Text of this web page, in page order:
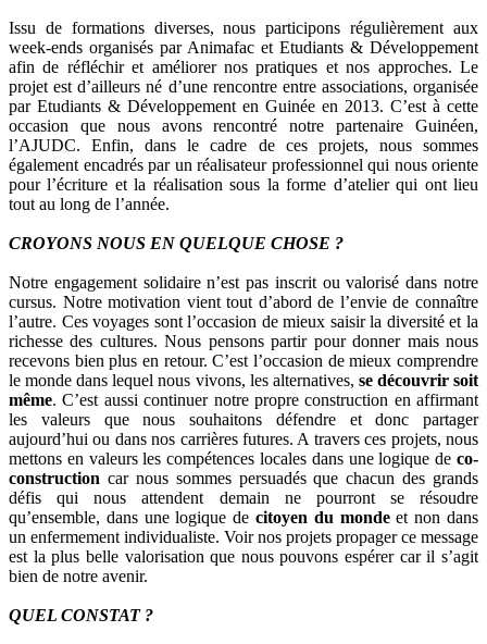
Issu de formations diverses, nous participons régulièrement aux
week-ends organisés par Animafac et Etudiants & Développement
afin de réfléchir et améliorer nos pratiques et nos approches. Le
projet est d’ailleurs né d’une rencontre entre associations, organisée
par Etudiants & Développement en Guinée en 2013. C’est à cette
occasion que nous avons rencontré notre partenaire Guinéen,
l’AJUDC. Enfin, dans le cadre de ces projets, nous sommes
également encadrés par un réalisateur professionnel qui nous oriente
pour l’écriture et la réalisation sous la forme d’atelier qui ont lieu
tout au long de l’année.
CROYONS NOUS EN QUELQUE CHOSE ?
Notre engagement solidaire n’est pas inscrit ou valorisé dans notre
cursus. Notre motivation vient tout d’abord de l’envie de connaître
l’autre. Ces voyages sont l’occasion de mieux saisir la diversité et la
richesse des cultures. Nous pensons partir pour donner mais nous
recevons bien plus en retour. C’est l’occasion de mieux comprendre
le monde dans lequel nous vivons, les alternatives, se découvrir soit
même. C’est aussi continuer notre propre construction en affirmant
les valeurs que nous souhaitons défendre et donc partager
aujourd’hui ou dans nos carrières futures. A travers ces projets, nous
mettons en valeurs les compétences locales dans une logique de co-
construction car nous sommes persuadés que chacun des grands
défis qui nous attendent demain ne pourront se résoudre
qu’ensemble, dans une logique de citoyen du mondeet non dans
un enfermement individualiste. Voir nos projets propager ce message
est la plus belle valorisation que nous pouvons espérer car il s’agit
bien de notre avenir.
QUEL CONSTAT ?